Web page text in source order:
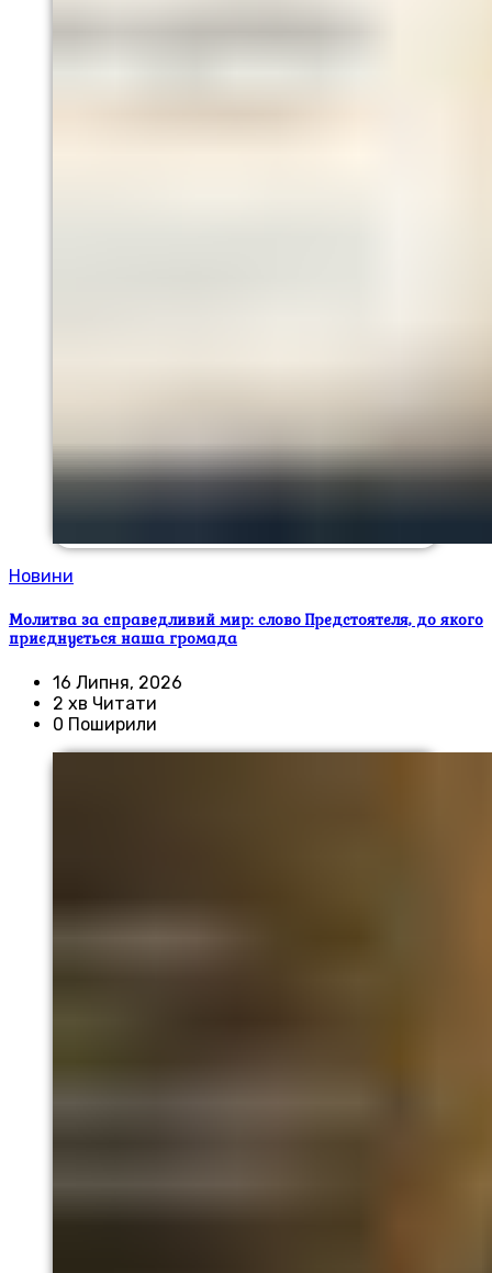
Новини
Молитва за справедливий мир: слово Предстоятеля, до якого
приєднується наша громада
16 Липня, 2026
2 хв Читати
0 Поширили